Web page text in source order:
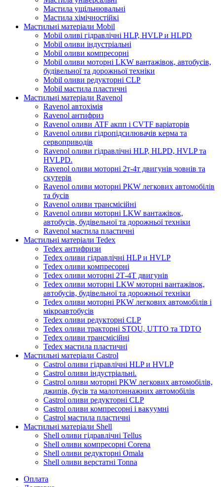
Мастила ущільнювальні
Мастила хімічностійкі
Мастильні матеріали Mobil
Mobil оливі гідравлічні HLP, HVLP и HLPD
Mobil оливи індустріальні
Mobil оливи компресорні
Mobil оливи моторні LKW вантажівок, автобусів,
будівельної та дорожньої техніки
Mobil оливи редукторні CLP
Mobil мастила пластичні
Мастильні матеріали Ravenol
Ravenol автохімія
Ravenol антифриз
Ravenol оливи ATF акпп і CVTF варіаторів
Ravenol оливи гідропідсилювачів керма та
сервоприводів
Ravenol оливи гідравлічні HLP, HLPD, HVLP та
HVLPD.
Ravenol оливи моторні 2т-4т двигунів човнів та
скутерів
Ravenol оливи моторні PKW легкових автомобілів
та бусів
Ravenol оливи трансмісійні
Ravenol оливи моторні LKW вантажівок,
автобусів, будівельної та дорожньої техніки
Ravenol мастила пластичні
Мастильні матеріали Tedex
Tedex антифризи
Tedex оливи гідравлічні HLP и HVLP
Tedex оливи компресорні
Tedex оливи моторні 2Т-4Т двигунів
Tedex оливи моторні LKW моторні вантажівок,
автобусів, будівельної та дорожньої техніки
Tedex оливи моторні PKW легкових автомобілів і
мікроавтобусів
Tedex оливи редукторні CLP
Tedex оливи тракторні STOU, UTTO та TDTO
Tedex оливи трансмісійні
Tedex мастила пластичні
Мастильні матеріали Castrol
Castrol оливи гідравлічні HLP и HVLP
Castrol оливи індустріальні.
Castrol оливи моторні PKW легкових автомобілів,
джипів, бусів та малотоннажних автомобілів
Castrol оливи редукторні CLP
Castrol оливи компресорні і вакуумні
Castrol мастила пластичні
Мастильні матеріали Shell
Shell оливи гідравлічні Tellus
Shell оливи компресорні Corena
Shell оливи редукторні Omala
Shell оливи верстатні Tonna
Оплата